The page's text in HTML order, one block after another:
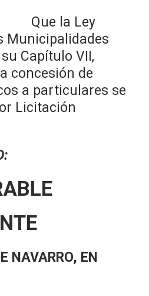
Ley
Municipalidades
Capítulo VII,
concesión de
a particulares se
Licitación
NAVARRO, EN